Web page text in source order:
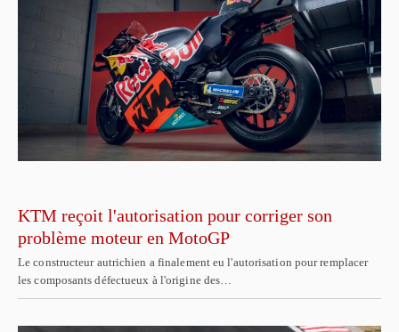
KTM reçoit l'autorisation pour corriger son
problème moteur en MotoGP
Le constructeur autrichien a finalement eu l'autorisation pour remplacer
les composants défectueux à l'origine des…